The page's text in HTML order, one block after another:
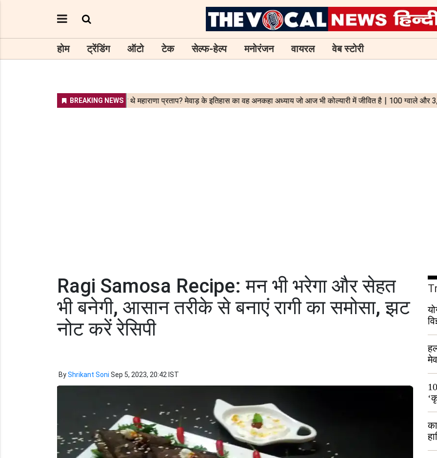
होम ट्रेंडिंग ऑटो टेक सेल्फ-हेल्प मनोरंजन वायरल वेब स्टोरी
Ragi Samosa Recipe: मन भी भरेगा और सेहत
भी बनेगी, आसान तरीके से बनाएं रागी का समोसा, झट
नोट करें रेसिपी
ByShrikant Soni Sep 5, 2023, 20:42 IST